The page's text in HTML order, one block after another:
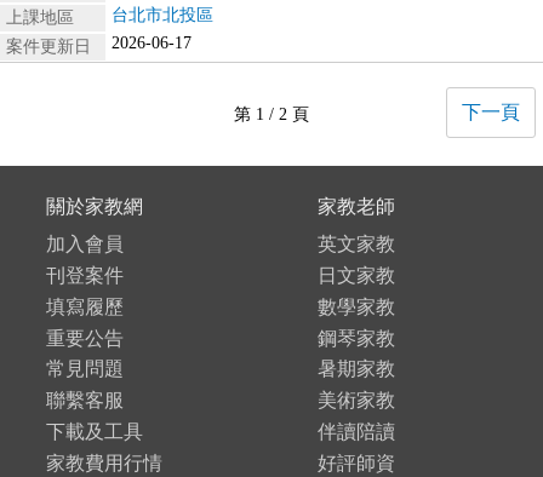
上課地區
台北市北投區
案件更新日
2026-06-17
第 1 / 2 頁 下一頁
關於家教網
加入會員
刊登案件
填寫履歷
重要公告
常見問題
聯繫客服
下載及工具
家教費用行情
家教老師
英文家教
日文家教
數學家教
鋼琴家教
暑期家教
美術家教
伴讀陪讀
好評師資